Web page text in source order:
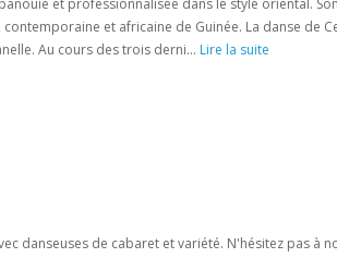
et professionnalisée dans le style oriental.
et africaine de Guinée. La danse de
Au cours des trois derni... Lire la suite
danseuses de cabaret et variété. N'hésitez pas à